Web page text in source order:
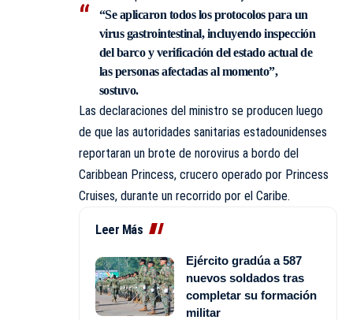
“Se aplicaron todos los protocolos para un
virus gastrointestinal, incluyendo inspección
del barco y verificación del estado actual de
las personas afectadas al momento”,
sostuvo.
Las declaraciones del ministro se producen luego
de que las autoridades sanitarias estadounidenses
reportaran un brote de norovirus a bordo del
Caribbean Princess, crucero operado por Princess
Cruises, durante un recorrido por el Caribe.
Leer Más
Ejército gradúa a 587
nuevos soldados tras
completar su formación
militar